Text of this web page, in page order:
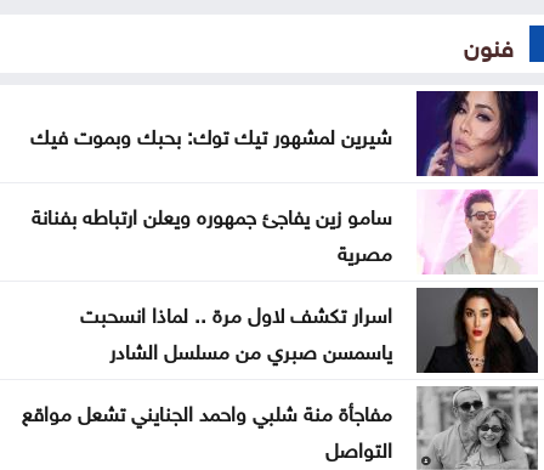
فنون
شيرين لمشهور تيك توك: بحبك وبموت فيك
سامو زين يفاجئ جمهوره ويعلن ارتباطه بفنانة
مصرية
اسرار تكشف لاول مرة .. لماذا انسحبت
ياسمسن صبري من مسلسل الشادر
مفاجأة منة شلبي واحمد الجنايني تشعل مواقع
التواصل